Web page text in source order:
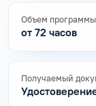
Объем программы
от 72 часов
Получаемый